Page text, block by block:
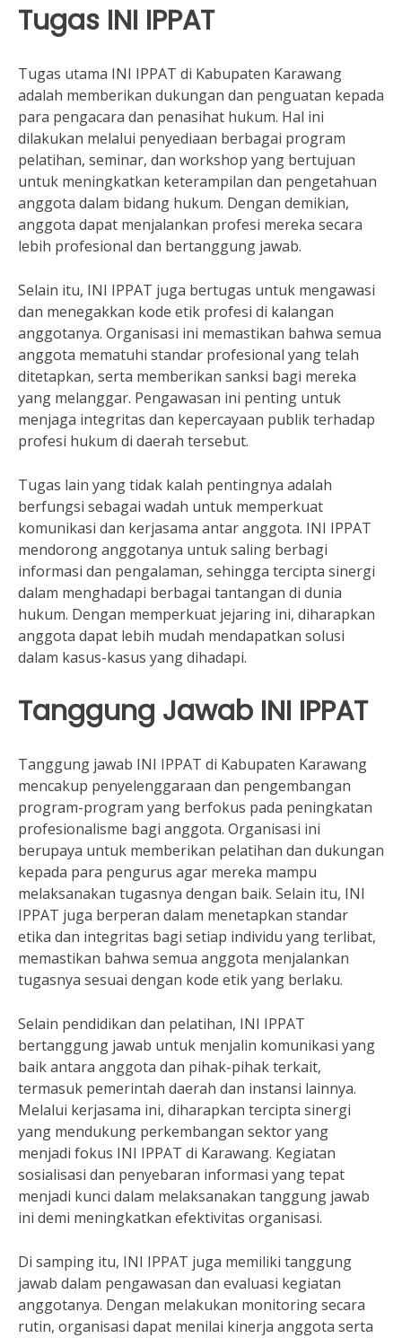
Tugas INI IPPAT
Tugas utama INI IPPAT di Kabupaten Karawang
adalah memberikan dukungan dan penguatan kepada
para pengacara dan penasihat hukum. Hal ini
dilakukan melalui penyediaan berbagai program
pelatihan, seminar, dan workshop yang bertujuan
untuk meningkatkan keterampilan dan pengetahuan
anggota dalam bidang hukum. Dengan demikian,
anggota dapat menjalankan profesi mereka secara
lebih profesional dan bertanggung jawab.
Selain itu, INI IPPAT juga bertugas untuk mengawasi
dan menegakkan kode etik profesi di kalangan
anggotanya. Organisasi ini memastikan bahwa semua
anggota mematuhi standar profesional yang telah
ditetapkan, serta memberikan sanksi bagi mereka
yang melanggar. Pengawasan ini penting untuk
menjaga integritas dan kepercayaan publik terhadap
profesi hukum di daerah tersebut.
Tugas lain yang tidak kalah pentingnya adalah
berfungsi sebagai wadah untuk memperkuat
komunikasi dan kerjasama antar anggota. INI IPPAT
mendorong anggotanya untuk saling berbagi
informasi dan pengalaman, sehingga tercipta sinergi
dalam menghadapi berbagai tantangan di dunia
hukum. Dengan memperkuat jejaring ini, diharapkan
anggota dapat lebih mudah mendapatkan solusi
dalam kasus-kasus yang dihadapi.
Tanggung Jawab INI IPPAT
Tanggung jawab INI IPPAT di Kabupaten Karawang
mencakup penyelenggaraan dan pengembangan
program-program yang berfokus pada peningkatan
profesionalisme bagi anggota. Organisasi ini
berupaya untuk memberikan pelatihan dan dukungan
kepada para pengurus agar mereka mampu
melaksanakan tugasnya dengan baik. Selain itu, INI
IPPAT juga berperan dalam menetapkan standar
etika dan integritas bagi setiap individu yang terlibat,
memastikan bahwa semua anggota menjalankan
tugasnya sesuai dengan kode etik yang berlaku.
Selain pendidikan dan pelatihan, INI IPPAT
bertanggung jawab untuk menjalin komunikasi yang
baik antara anggota dan pihak-pihak terkait,
termasuk pemerintah daerah dan instansi lainnya.
Melalui kerjasama ini, diharapkan tercipta sinergi
yang mendukung perkembangan sektor yang
menjadi fokus INI IPPAT di Karawang. Kegiatan
sosialisasi dan penyebaran informasi yang tepat
menjadi kunci dalam melaksanakan tanggung jawab
ini demi meningkatkan efektivitas organisasi.
Di samping itu, INI IPPAT juga memiliki tanggung
jawab dalam pengawasan dan evaluasi kegiatan
anggotanya. Dengan melakukan monitoring secara
rutin, organisasi dapat menilai kinerja anggota serta